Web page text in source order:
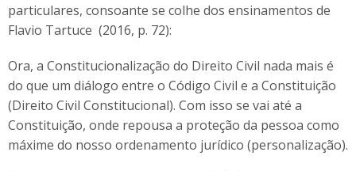
particulares, consoante se colhe dos ensinamentos de
Flavio Tartuce (2016, p. 72):
Ora, a Constitucionalização do Direito Civil nada mais é
do que um diálogo entre o Código Civil e a Constituição
(Direito Civil Constitucional). Com isso se vai até a
Constituição, onde repousa a proteção da pessoa como
máxime do nosso ordenamento jurídico (personalização).